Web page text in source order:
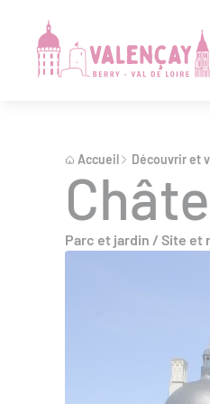
Accueil Découvrir et
Parc et jardin / Site et